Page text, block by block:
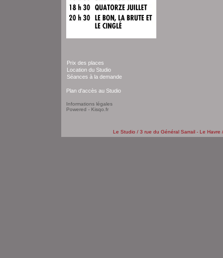
Prix des places
Location du Studio
Séances à la demande
Plan d'accès au Studio
Informations légales
Powered - Kisqo.fr
Le Studio / 3 rue du Général Sarrail - Le